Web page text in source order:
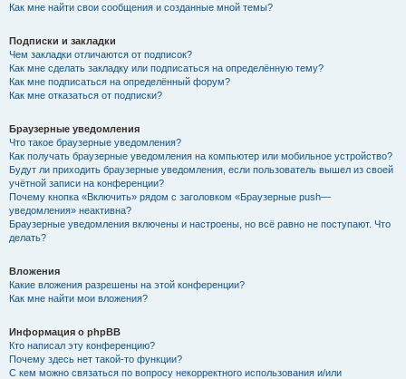
Как мне найти свои сообщения и созданные мной темы?
Подписки и закладки
Чем закладки отличаются от подписок?
Как мне сделать закладку или подписаться на определённую тему?
Как мне подписаться на определённый форум?
Как мне отказаться от подписки?
Браузерные уведомления
Что такое браузерные уведомления?
Как получать браузерные уведомления на компьютер или мобильное устройство?
Будут ли приходить браузерные уведомления, если пользователь вышел из своей
учётной записи на конференции?
Почему кнопка «Включить» рядом с заголовком «Браузерные push—
уведомления» неактивна?
Браузерные уведомления включены и настроены, но всё равно не поступают. Что
делать?
Вложения
Какие вложения разрешены на этой конференции?
Как мне найти мои вложения?
Информация о phpBB
Кто написал эту конференцию?
Почему здесь нет такой-то функции?
С кем можно связаться по вопросу некорректного использования и/или